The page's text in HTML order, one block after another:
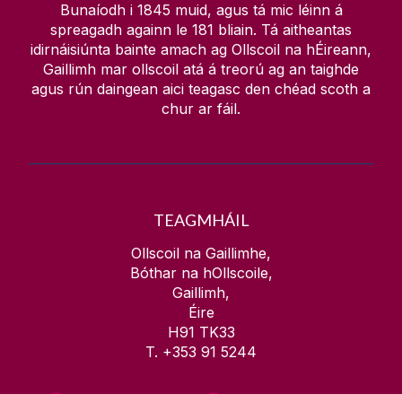
Bunaíodh i 1845 muid, agus tá mic léinn á
spreagadh againn le 181 bliain. Tá aitheantas
idirnáisiúnta bainte amach ag Ollscoil na hÉireann,
Gaillimh mar ollscoil atá á treorú ag an taighde
agus rún daingean aici teagasc den chéad scoth a
chur ar fáil.
TEAGMHÁIL
Ollscoil na Gaillimhe,
Bóthar na hOllscoile,
Gaillimh,
Éire
H91 TK33
T. +353 91 5244